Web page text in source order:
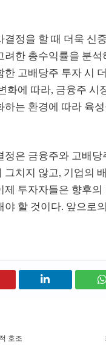
정을 할 때 더욱 신
한 총수익률을 분석
고배당주 투자 시
화에 따라, 금융주 시
는 환경에 따라 육
정은 금융주와 고배
치지 않고, 기업의
제 투자자들은 향후
할 것이다. 앞으로
호조